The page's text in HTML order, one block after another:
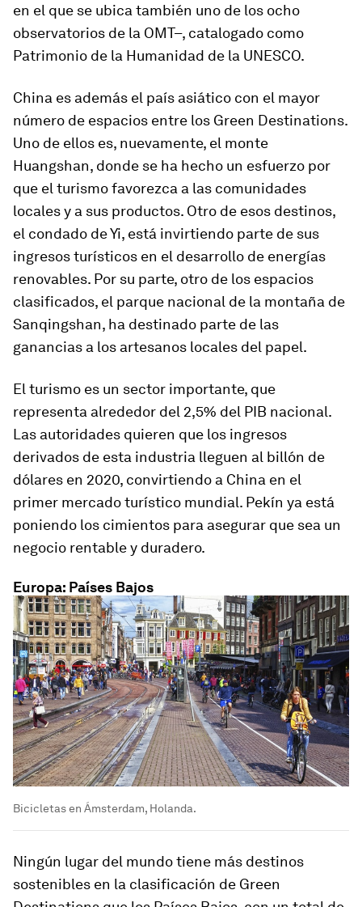
en el que se ubica también uno de los ocho
observatorios de la OMT–, catalogado como
Patrimonio de la Humanidad de la UNESCO.
China es además el país asiático con el mayor
número de espacios entre los Green Destinations.
Uno de ellos es, nuevamente, el monte
Huangshan, donde se ha hecho un esfuerzo por
que el turismo favorezca a las comunidades
locales y a sus productos. Otro de esos destinos,
el condado de Yi, está invirtiendo parte de sus
ingresos turísticos en el desarrollo de energías
renovables. Por su parte, otro de los espacios
clasificados, el parque nacional de la montaña de
Sanqingshan, ha destinado parte de las
ganancias a los artesanos locales del papel.
El turismo es un sector importante, que
representa alrededor del 2,5% del PIB nacional.
Las autoridades quieren que los ingresos
derivados de esta industria lleguen al billón de
dólares en 2020, convirtiendo a China en el
primer mercado turístico mundial. Pekín ya está
poniendo los cimientos para asegurar que sea un
negocio rentable y duradero.
Europa: Países Bajos
Bicicletas en Ámsterdam, Holanda.
Ningún lugar del mundo tiene más destinos
sostenibles en la clasificación de Green